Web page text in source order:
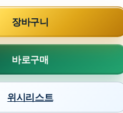
바로구매
장바구니
위시리스트